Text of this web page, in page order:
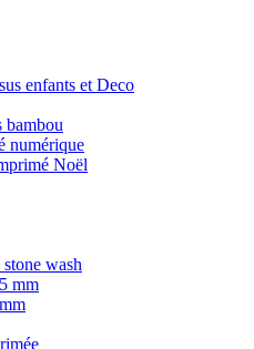
enfants et Deco
bambou
numérique
Noël
wash
mm